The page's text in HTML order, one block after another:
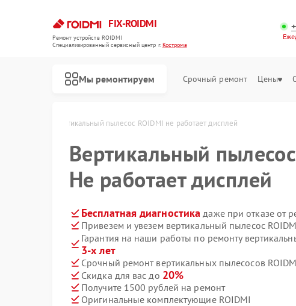
FIX-ROIDMI
Ремонт устройств ROIDMI
Специализированный cервисный центр г.Кострома
Мы ремонтируем Срочный ремонт Цены
Вертикальный пылесос ROIDMI не работает дисплей
Вертикальный пылесос
Не работает дисплей
Бесплатная диагностика даже при отказе от
Привезем и увезем вертикальный пылесос
Гарантия на наши работы по ремонту
3-х лет
Срочный ремонт вертикальных пылесосов
Скидка для вас до 20%
Получите 1500 рублей на ремонт
Оригинальные комплектующие ROIDMI